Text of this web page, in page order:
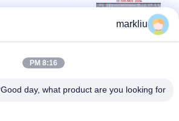
أعلى
markliu
8:16 PM
Good day, what product are you looking for?